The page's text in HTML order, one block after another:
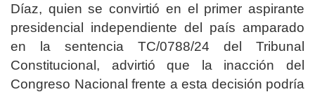
Díaz, quien se convirtió en el primer aspirante
presidencial independiente del país amparado
en la sentencia TC/0788/24 del Tribunal
Constitucional, advirtió que la inacción del
Congreso Nacional frente a esta decisión podría